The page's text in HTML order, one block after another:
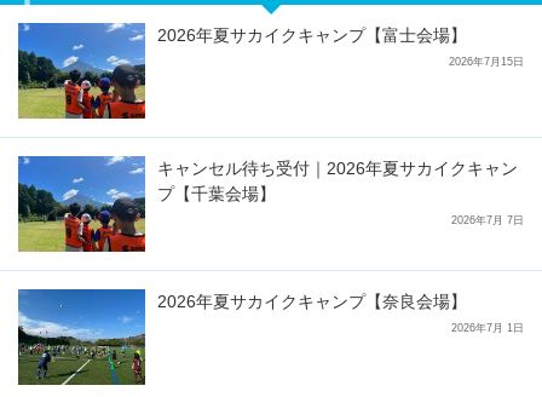
2026年夏サカイクキャンプ【富士会場】
2026年7月15日
キャンセル待ち受付｜2026年夏サカイクキャン
プ【千葉会場】
2026年7月 7日
2026年夏サカイクキャンプ【奈良会場】
2026年7月 1日